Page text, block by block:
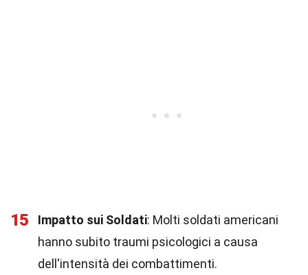
15 Impatto sui Soldati: Molti soldati americani
hanno subito traumi psicologici a causa
dell'intensità dei combattimenti.